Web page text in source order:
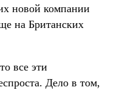
новой компании
на Британских
все эти
Дело в том,